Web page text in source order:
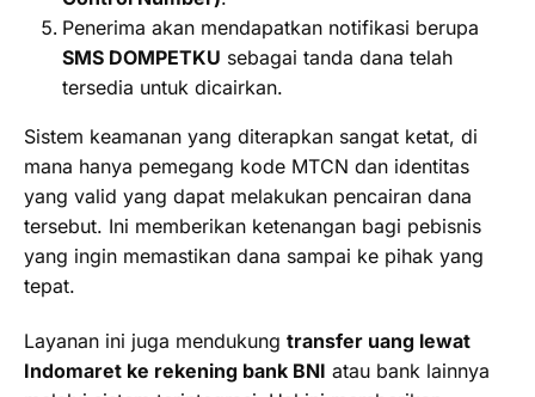
Penerima akan mendapatkan notifikasi berupa
SMS DOMPETKU sebagai tanda dana telah
tersedia untuk dicairkan.
Sistem keamanan yang diterapkan sangat ketat, di
mana hanya pemegang kode MTCN dan identitas
yang valid yang dapat melakukan pencairan dana
tersebut. Ini memberikan ketenangan bagi pebisnis
yang ingin memastikan dana sampai ke pihak yang
tepat.
Layanan ini juga mendukung transfer uang lewat
Indomaret ke rekening bank BNI atau bank lainnya